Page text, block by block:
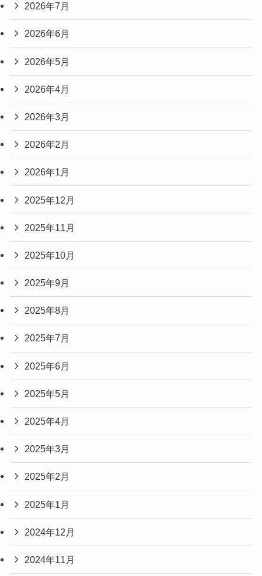
2026年7月
2026年6月
2026年5月
2026年4月
2026年3月
2026年2月
2026年1月
2025年12月
2025年11月
2025年10月
2025年9月
2025年8月
2025年7月
2025年6月
2025年5月
2025年4月
2025年3月
2025年2月
2025年1月
2024年12月
2024年11月